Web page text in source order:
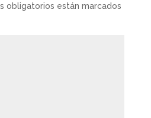
obligatorios están marcados